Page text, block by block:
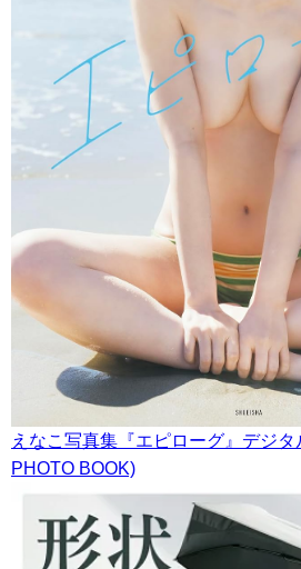
えなこ写真集『エピローグ』デジ
PHOTO BOOK)